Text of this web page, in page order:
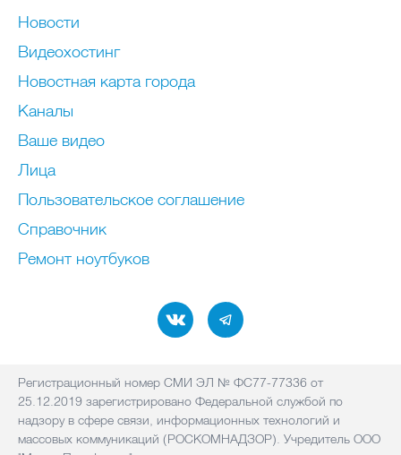
Новости
Видеохостинг
Новостная карта города
Каналы
Ваше видео
Лица
Пользовательское соглашение
Справочник
Ремонт нoутбуков
Регистрационный номер СМИ ЭЛ № ФС77-77336 от
25.12.2019 зарегистрировано Федеральной службой по
надзору в сфере связи, информационных технологий и
массовых коммуникаций (РОСКОМНАДЗОР). Учредитель ООО